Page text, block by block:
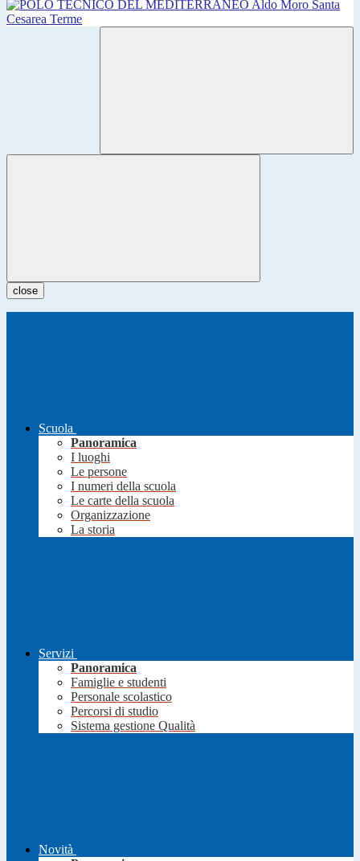
close
Scuola
Panoramica
I luoghi
Le persone
I numeri della scuola
Le carte della scuola
Organizzazione
La storia
Servizi
Panoramica
Famiglie e studenti
Personale scolastico
Percorsi di studio
Sistema gestione Qualità
Novità